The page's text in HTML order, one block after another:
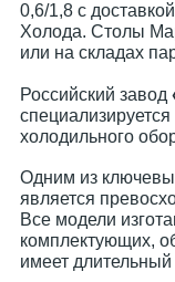
0,6/1,8 с
Холода. Столы
или на складах
Российский завод
холодильного
Одним из
является
Все модели
комплектующих,
имеет